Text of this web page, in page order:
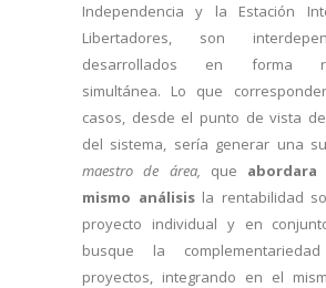
Independencia y la Estación
Libertadores, son
desarrollados en forma
simultánea. Lo que
casos, desde el punto de vista
del sistema, sería generar una
maestro de área, que
mismo análisisla rentabilidad
proyecto individual y en
busque la
proyectos, integrando en el